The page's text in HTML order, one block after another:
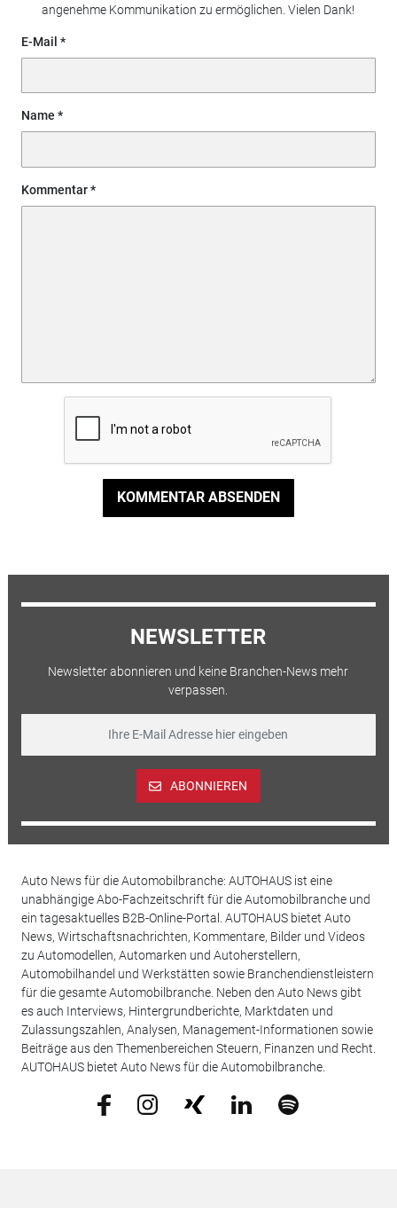
angenehme Kommunikation zu ermöglichen. Vielen Dank!
E-Mail
Name
Kommentar
KOMMENTAR ABSENDEN
NEWSLETTER
Newsletter abonnieren und keine Branchen-News mehr
verpassen.
ABONNIEREN
Auto News für die Automobilbranche: AUTOHAUS ist eine
unabhängige Abo-Fachzeitschrift für die Automobilbranche und
ein tagesaktuelles B2B-Online-Portal. AUTOHAUS bietet Auto
News, Wirtschaftsnachrichten, Kommentare, Bilder und Videos
zu Automodellen, Automarken und Autoherstellern,
Automobilhandel und Werkstätten sowie Branchendienstleistern
für die gesamte Automobilbranche. Neben den Auto News gibt
es auch Interviews, Hintergrundberichte, Marktdaten und
Zulassungszahlen, Analysen, Management-Informationen sowie
Beiträge aus den Themenbereichen Steuern, Finanzen und Recht.
AUTOHAUS bietet Auto News für die Automobilbranche.